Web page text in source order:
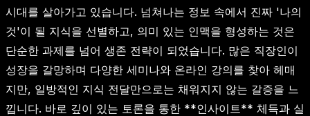
시대를 살아가고 있습니다. 넘쳐나는 정보 속에서 진짜 '나의
것'이 될 지식을 선별하고, 의미 있는 인맥을 형성하는 것은
단순한 과제를 넘어 생존 전략이 되었습니다. 많은 직장인이
성장을 갈망하며 다양한 세미나와 온라인 강의를 찾아 헤매
지만, 일방적인 지식 전달만으로는 채워지지 않는 갈증을 느
낍니다. 바로 깊이 있는 토론을 통한 **인사이트** 체득과 실